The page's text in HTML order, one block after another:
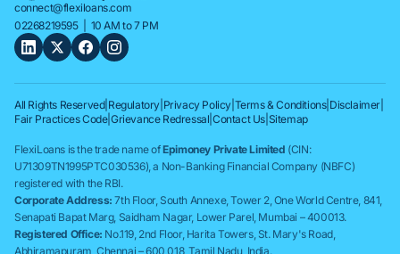
connect@flexiloans.com
02268219595| 10 AM to 7 PM
All Rights Reserved| Regulatory Privacy Policy Terms & Conditions| Disclaimer
Fair Practices Code|Grievance Redressal |Contact Us Sitemap
FlexiLoans is the trade name ofEpimoney Private Limited (CIN:
U71309TN1995PTC030536), a Non-Banking Financial Company (NBFC)
registered with the RBI.
Corporate Address: 7th Floor, South Annexe, Tower 2, One World Centre, 841,
Senapati Bapat Marg, Saidham Nagar, Lower Parel, Mumbai – 400013.
Registered Office: No.119, 2nd Floor, Harita Towers, St. Mary's Road,
Abhiramapuram, Chennai – 600 018, Tamil Nadu, India.